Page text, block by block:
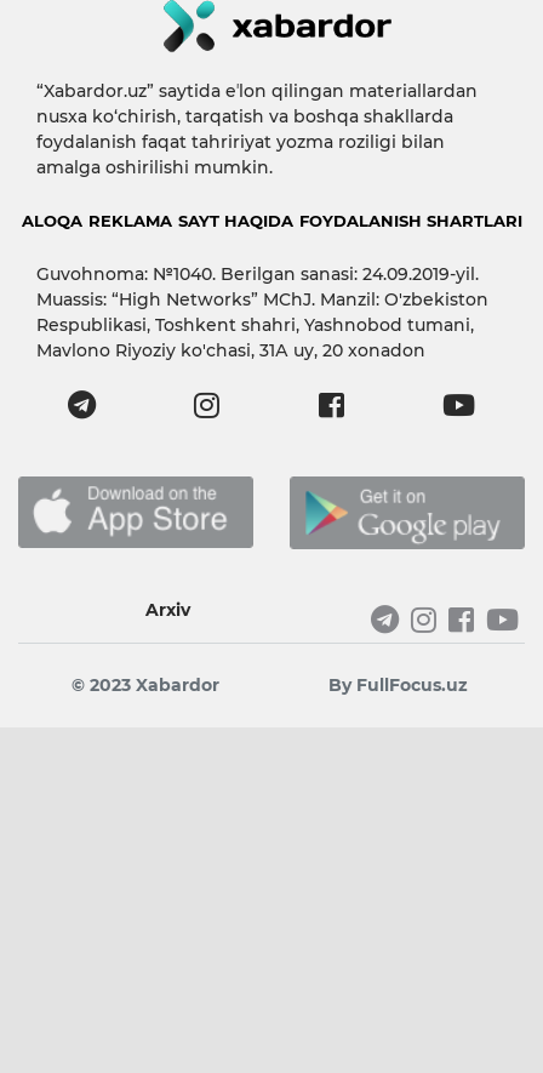
“Xabardor.uz” saytida eʼlon qilingan materiallardan
nusxa ko‘chirish, tarqatish va boshqa shakllarda
foydalanish faqat tahririyat yozma roziligi bilan
amalga oshirilishi mumkin.
ALOQA REKLAMA SAYT HAQIDA FOYDALANISH SHARTLARI
Guvohnoma: №1040. Berilgan sanasi: 24.09.2019-yil.
Muassis: “High Networks” MChJ. Manzil: O'zbekiston
Respublikasi, Toshkent shahri, Yashnobod tumani,
Mavlono Riyoziy ko'chasi, 31А uy, 20 xonadon
Arxiv
© 2023 Xabardor By FullFocus.uz